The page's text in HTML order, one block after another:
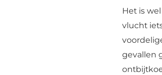
Het is
vlucht
gevallen